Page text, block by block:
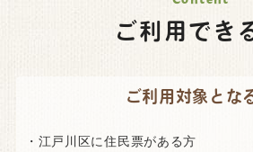
ご利用でき
ご利用対象とな
・江戸川区に住民票がある方